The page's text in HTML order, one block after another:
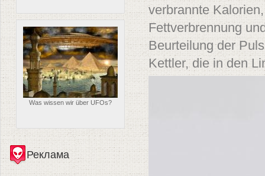
verbrannte
Fettverbrennung
Beurteilung der
Kettler, die in den
Was wissen wir über UFOs?
Реклама